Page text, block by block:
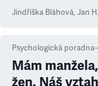
Jindřiška Bláhová, Jan
Psychologická poradna•
Mám
žen. Náš